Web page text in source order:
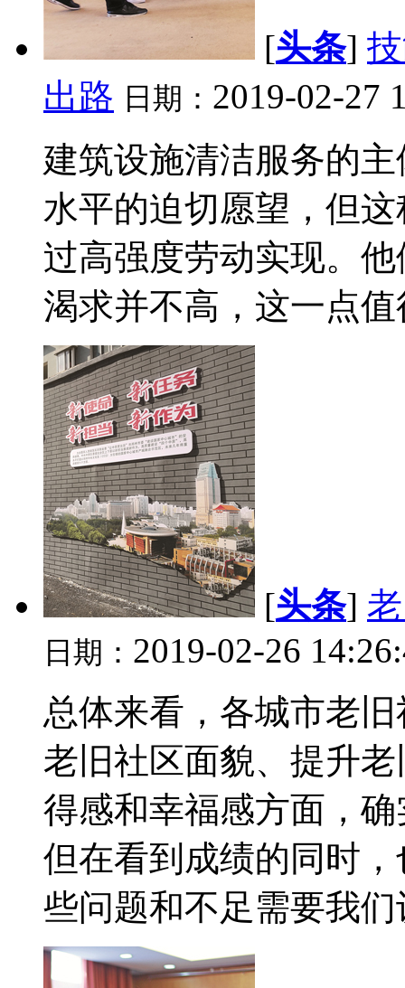
[头条]
出路 日期： 2019-02-27
建筑设施清洁服务的
水平的迫切愿望，但
过高强度劳动实现。
渴求并不高，这一点
[头条]
日期： 2019-02-26
总体来看，各城市老
老旧社区面貌、提升
得感和幸福感方面，
但在看到成绩的同时
些问题和不足需要我